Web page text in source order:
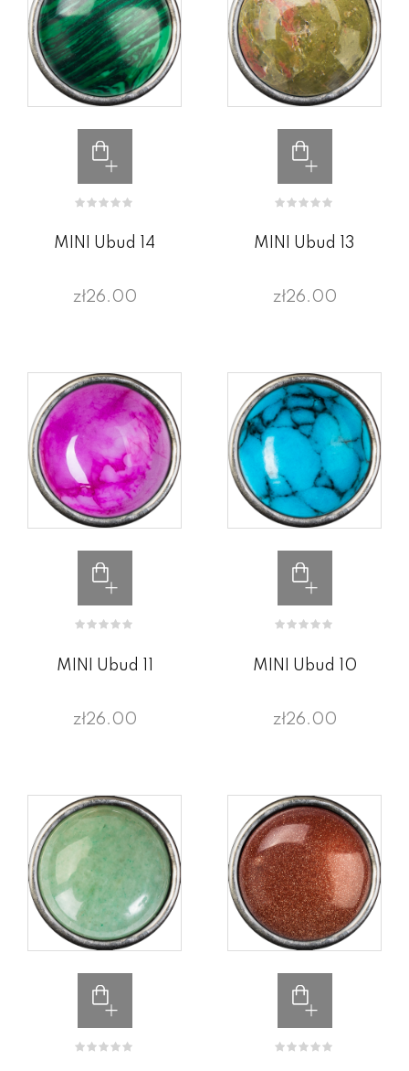
MINI Ubud 14
zł26.00
MINI Ubud 13
zł26.00
MINI Ubud 11
zł26.00
MINI Ubud 10
zł26.00